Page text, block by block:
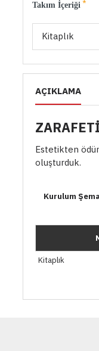
Takım İçeriği
Kitaplık
AÇIKLAMA
Estetikten
oluşturduk.
Kurulum
Kitaplık